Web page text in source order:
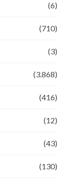
(6)
(710)
(3)
(3.868)
(416)
(12)
(43)
(130)